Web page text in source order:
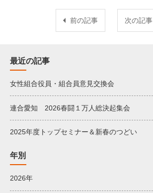
前の記事 次の記事
最近の記事
女性組合役員・組合員意見交換会
連合愛知 2026春闘１万人総決起集会
2025年度トップセミナー＆新春のつどい
年別
2026年